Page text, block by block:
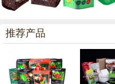
推荐产品